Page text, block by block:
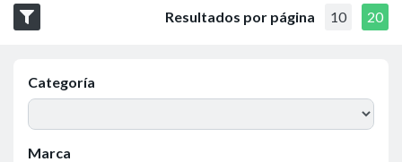
Resultados por página 10 20
Categoría
Marca